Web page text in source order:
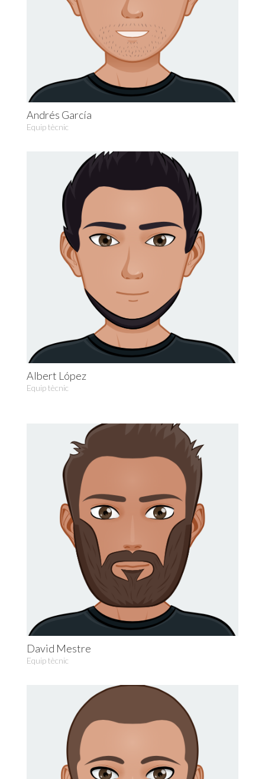
Andrés García
Equip tècnic
Albert López
Equip tècnic
David Mestre
Equip tècnic